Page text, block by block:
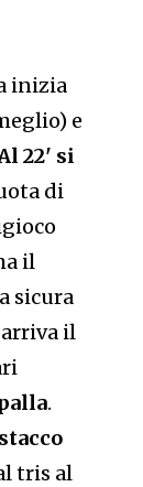
inizia
e
22' si
di
il
sicura
il
.
stacco
tris al